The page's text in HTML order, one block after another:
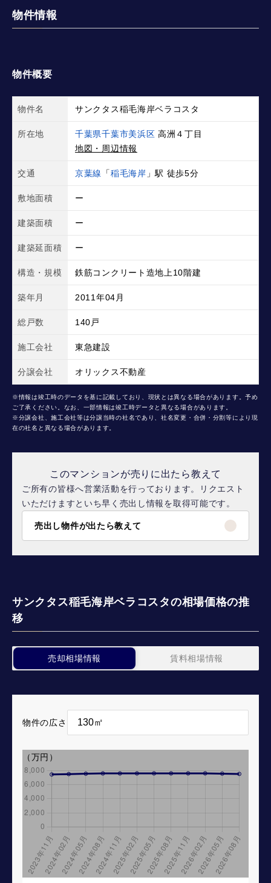
物件情報
物件概要
物件名 サンクタス稲毛海岸ベラコスタ
所在地 千葉県千葉市美浜区 高洲４丁目
地図・周辺情報
交通 京葉線 「稲毛海岸 」駅 徒歩5分
敷地面積 ー
建築面積 ー
建築延面積 ー
構造・規模 鉄筋コンクリート造地上10階建
築年月 2011年04月
総戸数 140戸
施工会社 東急建設
分譲会社 オリックス不動産
※情報は竣工時のデータを基に記載しており、現状とは異なる場合があります。予め
ご了承ください。なお、一部情報は竣工時データと異なる場合があります。
※分譲会社、施工会社等は分譲当時の社名であり、社名変更・合併・分割等により現
在の社名と異なる場合があります。
このマンションが売りに出たら教えて
ご所有の皆様へ営業活動を行っております。リクエスト
いただけますといち早く売出し情報を取得可能です。
売出し物件が出たら教えて
サンクタス稲毛海岸ベラコスタの相場価格の推
移
売却相場情報 賃料相場情報
物件の広さ
（万円）